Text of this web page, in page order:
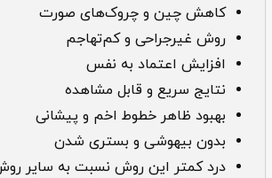
کاهش چین و چروک‌های صورت
روش غیرجراحی و کم‌تهاجم
افزایش اعتماد به نفس
نتایج سریع و قابل مشاهده
بهبود ظاهر خطوط اخم و پیشانی
بدون بیهوشی و بستری شدن
درد کمتر این روش نسبت به سایر